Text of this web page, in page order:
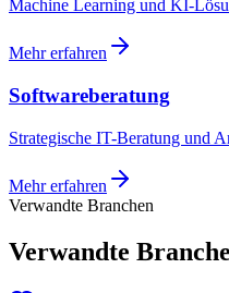
Machine Learning und KI-
Mehr erfahren
Softwareberatung
Strategische IT-Beratung und
Mehr erfahren
Verwandte Branchen
Verwandte